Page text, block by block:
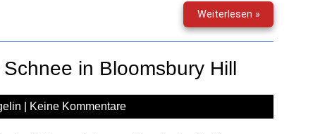
Weiterlesen »Gruselkabinett
(195)
–
in Bloomsbury Hill
Keine Kommentare